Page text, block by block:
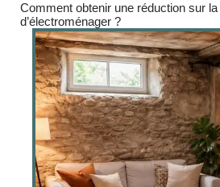
Comment obtenir une réduction sur
d’électroménager ?